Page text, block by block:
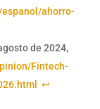
ahorro-
de 2024,
Fintech-
↩︎